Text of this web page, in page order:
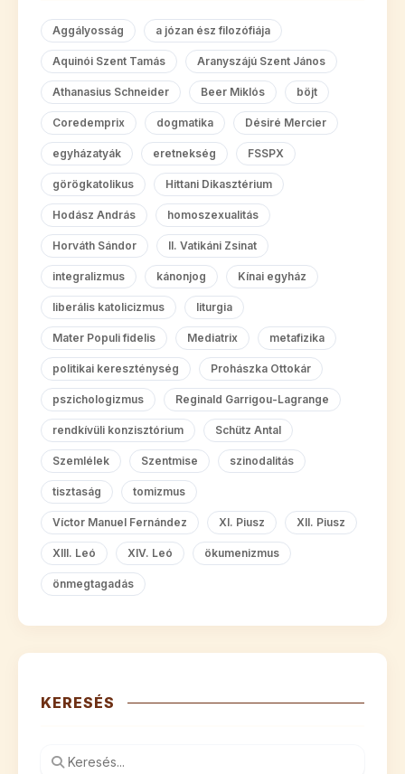
Aggályosság a józan ész filozófiája
Aquinói Szent Tamás Aranyszájú Szent János
Athanasius Schneider Beer Miklós böjt
Coredemprix dogmatika Désiré Mercier
egyházatyák eretnekség FSSPX
görögkatolikus Hittani Dikasztérium
Hodász András homoszexualitás
Horváth Sándor II. Vatikáni Zsinat
integralizmus kánonjog Kínai egyház
liberális katolicizmus liturgia
Mater Populi fidelis Mediatrix metafizika
politikai kereszténység Prohászka Ottokár
pszichologizmus Reginald Garrigou-Lagrange
rendkívüli konzisztórium Schütz Antal
Szemlélek Szentmise szinodalitás
tisztaság tomizmus
Víctor Manuel Fernández XI. Piusz XII. Piusz
XIII. Leó XIV. Leó ökumenizmus
önmegtagadás
KERESÉS